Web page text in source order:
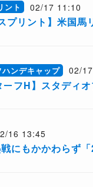
ント 02/17 11:10
プリント】米国
ンデキャップ 02/
ーフH】スタディ
16 13:45
戦にもかかわらず